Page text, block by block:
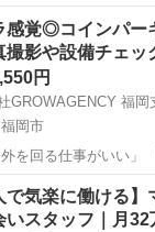
静駅 その他
感覚◎コインパー
撮影や設備チェッ
円
GROWAGENCY 福岡
岡市
を回る仕事がいい」
任せするのは、街中の駐車
って、 🔸料金看板
他 スタッフ
で気楽に働ける
いスタッフ｜月32